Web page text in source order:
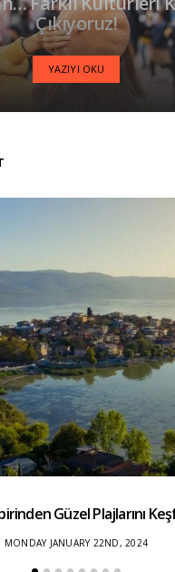
Çıkıyoruz!
YAZIYI OKU
Güzel Plajlarını
MONDAY JANUARY 22ND, 2024